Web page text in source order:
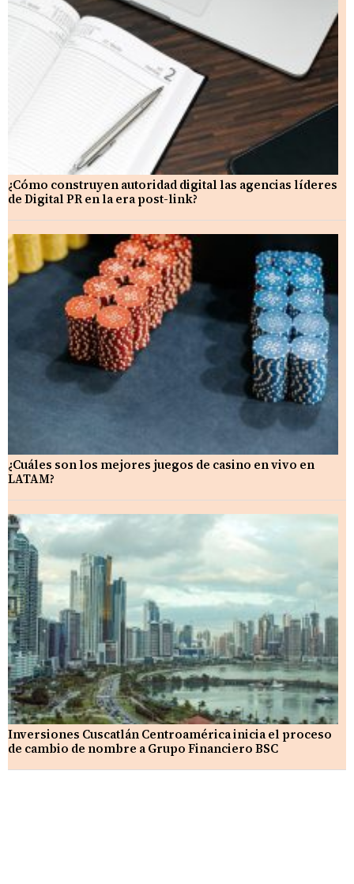
¿Cómo construyen autoridad digital las agencias líderes
de Digital PR en la era post-link?
¿Cuáles son los mejores juegos de casino en vivo en
LATAM?
Inversiones Cuscatlán Centroamérica inicia el proceso
de cambio de nombre a Grupo Financiero BSC